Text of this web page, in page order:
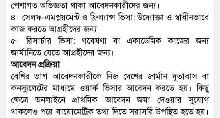
পেশাগত অভিজ্ঞতা থাকা আবেদনকারীদের জন্য।
৪। সেলফ-এমপ্লয়মেন্ট ও ফ্রিল্যান্স ভিসা: উদ্যোক্তা ও স্বাধীনভাবে
কাজ করতে আগ্রহীদের জন্য।
৫। রিসার্চার ভিসা: গবেষণা বা একাডেমিক কাজের জন্য
জার্মানিতে যেতে আগ্রহীদের জন্য।
আবেদন প্রক্রিয়া
বেশির ভাগ আবেদনকারীকে নিজ দেশের জার্মান দূতাবাস বা
কনস্যুলেটের মাধ্যমে ওয়ার্ক ভিসার আবেদন করতে হয়। কিছু
ক্ষেত্রে অনলাইনে প্রাথমিক আবেদন জমা দেওয়ার সুযোগ
থাকলেও পরে বায়োমেট্রিক তথ্য দিতে সরাসরি উপস্থিত হতে হয়।